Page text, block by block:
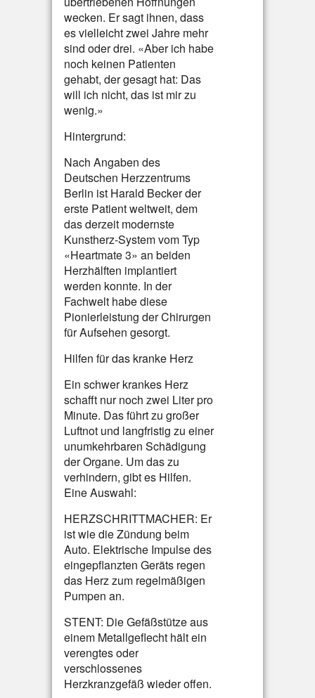
wecken. Er sagt ihnen, dass
es vielleicht zwei Jahre mehr
sind oder drei. «Aber ich habe
noch keinen Patienten
gehabt, der gesagt hat: Das
will ich nicht, das ist mir zu
wenig.»
Hintergrund:
Nach Angaben des
Deutschen Herzzentrums
Berlin ist Harald Becker der
erste Patient weltweit, dem
das derzeit modernste
Kunstherz-System vom Typ
«Heartmate 3» an beiden
Herzhälften implantiert
werden konnte. In der
Fachwelt habe diese
Pionierleistung der Chirurgen
für Aufsehen gesorgt.
Hilfen für das kranke Herz
Ein schwer krankes Herz
schafft nur noch zwei Liter pro
Minute. Das führt zu großer
Luftnot und langfristig zu einer
unumkehrbaren Schädigung
der Organe. Um das zu
verhindern, gibt es Hilfen.
Eine Auswahl:
HERZSCHRITTMACHER: Er
ist wie die Zündung beim
Auto. Elektrische Impulse des
eingepflanzten Geräts regen
das Herz zum regelmäßigen
Pumpen an.
STENT: Die Gefäßstütze aus
einem Metallgeflecht hält ein
verengtes oder
verschlossenes
Herzkranzgefäß wieder offen.